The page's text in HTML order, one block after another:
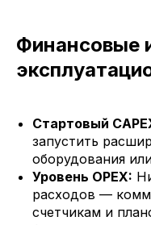
Финансовые
Стартовый
запустить
оборудования
Уровень OPEX:
расходов —
счетчикам и